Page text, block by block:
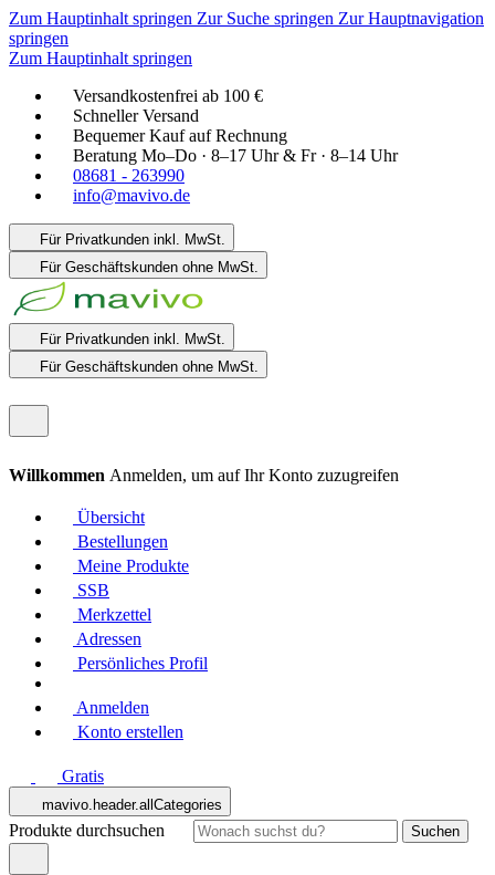
Zum Hauptinhalt springen Zur Suche springen Zur Hauptnavigation
springen
Zum Hauptinhalt springen
Versandkostenfrei ab 100 €
Schneller Versand
Bequemer Kauf auf Rechnung
Beratung Mo–Do · 8–17 Uhr & Fr · 8–14 Uhr
08681 - 263990
info@mavivo.de
Für Privatkunden inkl. MwSt.
Für Geschäftskunden ohne MwSt.
Für Privatkunden inkl. MwSt.
Für Geschäftskunden ohne MwSt.
Willkommen Anmelden, um auf Ihr Konto zuzugreifen
Übersicht
Bestellungen
Meine Produkte
SSB
Merkzettel
Adressen
Persönliches Profil
Anmelden
Konto erstellen
Gratis
mavivo.header.allCategories
Produkte durchsuchen Suchen